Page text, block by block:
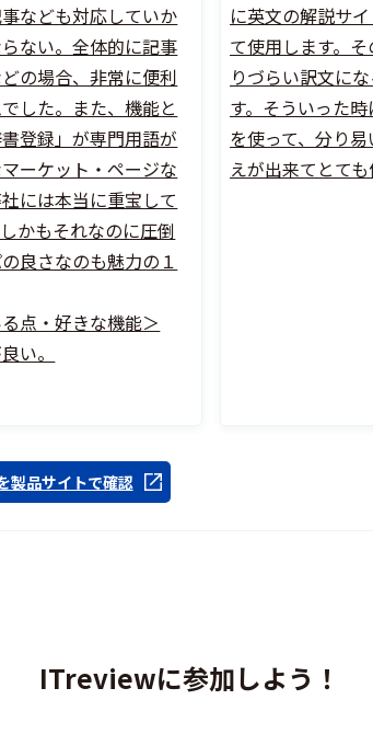
なども対応していか
ない。全体的に記事
の場合、非常に便利
した。また、機能と
登録」が専門用語が
ーケット・ページな
には本当に重宝して
かもそれなのに圧倒
良さなのも魅力の１
点・好きな機能＞
い。
に英文の解説サ
て使用します。
りづらい訳文に
す。そういった
を使って、分り
えが出来てとても
製品サイトで確認
ITreviewに参加しよう！